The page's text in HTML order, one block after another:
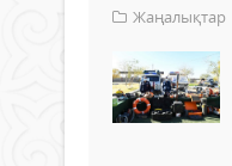
Жаңалықтар